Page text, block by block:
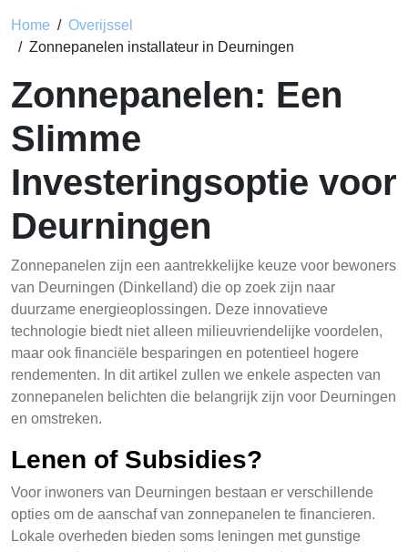
Home
Overijssel
Zonnepanelen installateur in Deurningen
Zonnepanelen: Een
Slimme
Investeringsoptie voor
Deurningen
Zonnepanelen zijn een aantrekkelijke keuze voor bewoners
van Deurningen (Dinkelland) die op zoek zijn naar
duurzame energieoplossingen. Deze innovatieve
technologie biedt niet alleen milieuvriendelijke voordelen,
maar ook financiële besparingen en potentieel hogere
rendementen. In dit artikel zullen we enkele aspecten van
zonnepanelen belichten die belangrijk zijn voor Deurningen
en omstreken.
Lenen of Subsidies?
Voor inwoners van Deurningen bestaan er verschillende
opties om de aanschaf van zonnepanelen te financieren.
Lokale overheden bieden soms leningen met gunstige